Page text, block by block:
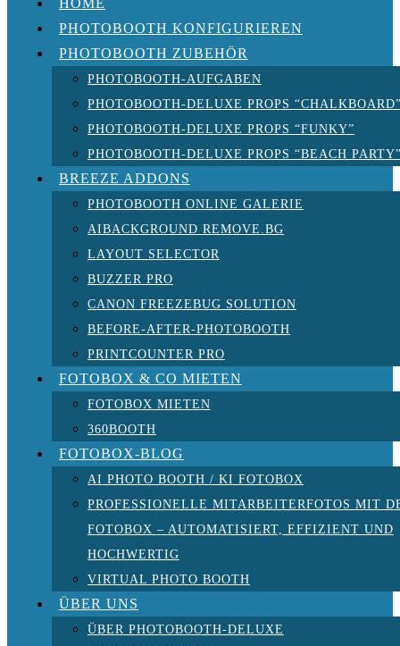
HOME
PHOTOBOOTH KONFIGURIEREN
PHOTOBOOTH ZUBEHÖR
PHOTOBOOTH-AUFGABEN
PHOTOBOOTH-DELUXE PROPS
PHOTOBOOTH-DELUXE PROPS “FUNKY”
PHOTOBOOTH-DELUXE PROPS “BEACH
BREEZE ADDONS
PHOTOBOOTH ONLINE GALERIE
AIBACKGROUND REMOVE.BG
LAYOUT SELECTOR
BUZZER PRO
CANON FREEZEBUG SOLUTION
BEFORE-AFTER-PHOTOBOOTH
PRINTCOUNTER PRO
FOTOBOX & CO MIETEN
FOTOBOX MIETEN
360BOOTH
FOTOBOX-BLOG
AI PHOTO BOOTH / KI FOTOBOX
PROFESSIONELLE MITARBEITERFOTOS MIT
FOTOBOX – AUTOMATISIERT, EFFIZIENT UND
HOCHWERTIG
VIRTUAL PHOTO BOOTH
ÜBER UNS
ÜBER PHOTOBOOTH-DELUXE